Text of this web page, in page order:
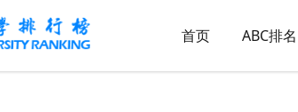
首页 ABC排名